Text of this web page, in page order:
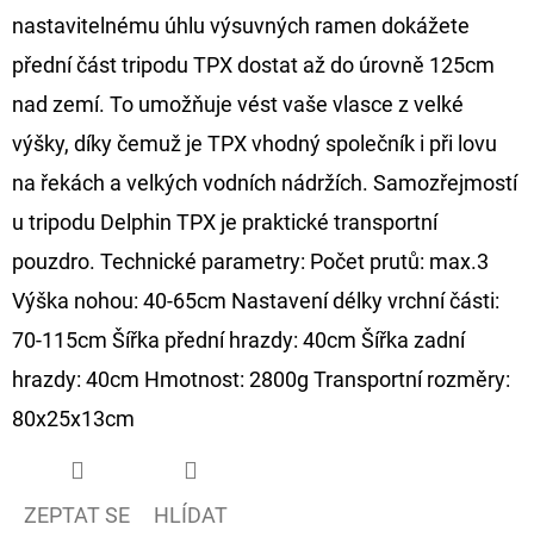
nastavitelnému úhlu výsuvných ramen dokážete
přední část tripodu TPX dostat až do úrovně 125cm
nad zemí. To umožňuje vést vaše vlasce z velké
výšky, díky čemuž je TPX vhodný společník i při lovu
na řekách a velkých vodních nádržích. Samozřejmostí
u tripodu Delphin TPX je praktické transportní
pouzdro. Technické parametry: Počet prutů: max.3
Výška nohou: 40-65cm Nastavení délky vrchní části:
70-115cm Šířka přední hrazdy: 40cm Šířka zadní
hrazdy: 40cm Hmotnost: 2800g Transportní rozměry:
80x25x13cm
ZEPTAT SE HLÍDAT